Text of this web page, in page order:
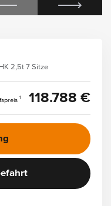
2,5t 7 Sitze
1 118.788 €